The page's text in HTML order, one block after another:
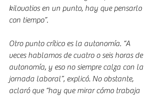
kilovatios en un punto, hay que pensarlo
con tiempo”.
Otro punto crítico es la autonomía. “A
veces hablamos de cuatro o seis horas de
autonomía, y eso no siempre calza con la
jornada laboral”, explicó. No obstante,
aclaró que “hay que mirar cómo trabaja